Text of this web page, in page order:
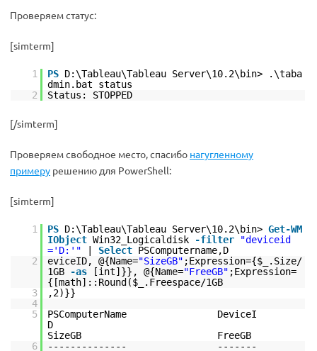
Проверяем статус:
[simterm]
1 PS D:\Tableau\Tableau Server\10.2\bin> .\taba
dmin.bat status
2
Status: STOPPED
[/simterm]
Проверяем свободное место, спасибо нагугленному
примеру решению для PowerShell:
[simterm]
1 PS D:\Tableau\Tableau Server\10.2\bin> Get-WM
IObject Win32_Logicaldisk -filter
"deviceid
='D:'"
Select PSComputername,D
2
eviceID, @{Name="SizeGB" ;Expression={$_.Size/
1GB
-as [int]}}, @{Name="FreeGB" ;Expression=
{[math]::Round($_.Freespace/1GB
3
,2)}}
4
5
PSComputerName DeviceI
D
SizeGB FreeGB
6
-------------- -------